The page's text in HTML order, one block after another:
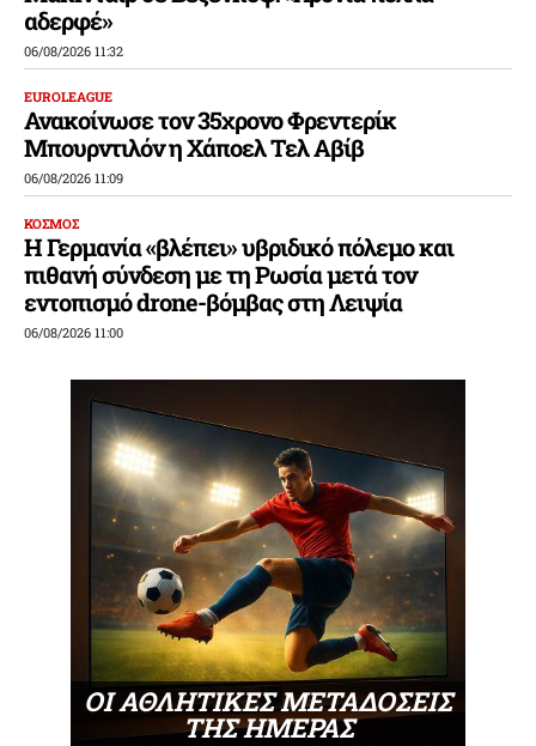
αδερφέ»
06/08/2026 11:32
EUROLEAGUE
Ανακοίνωσε τον 35χρονο Φρεντερίκ
Μπουρντιλόν η Χάποελ Τελ Αβίβ
06/08/2026 11:09
ΚΟΣΜΟΣ
Η Γερμανία «βλέπει» υβριδικό πόλεμο και
πιθανή σύνδεση με τη Ρωσία μετά τον
εντοπισμό drone-βόμβας στη Λειψία
06/08/2026 11:00
ΟΙ ΑΘΛΗΤΙΚΕΣ ΜΕΤΑΔΟΣΕΙΣ
ΤΗΣ ΗΜΕΡΑΣ